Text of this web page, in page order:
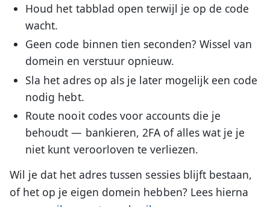
Houd het tabblad open terwijl je op de code
wacht.
Geen code binnen tien seconden? Wissel van
domein en verstuur opnieuw.
Sla het adres op als je later mogelijk een code
nodig hebt.
Route nooit codes voor accounts die je
behoudt — bankieren, 2FA of alles wat je je
niet kunt veroorloven te verliezen.
Wil je dat het adres tussen sessies blijft bestaan,
of het op je eigen domein hebben? Lees hierna